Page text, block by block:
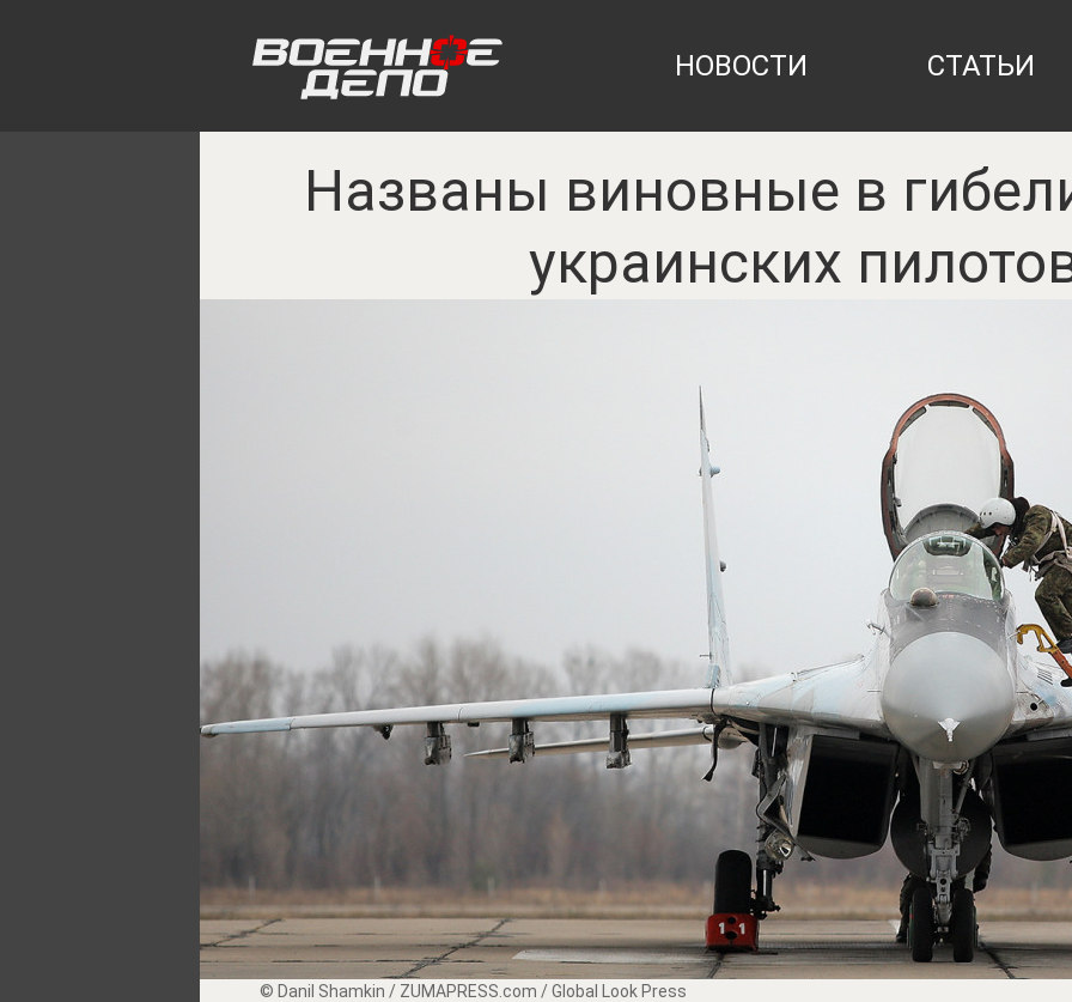
НОВОСТИ СТАТЬИ
Названы виновные в
украинских
© Danil Shamkin / ZUMAPRESS.com / Global Look Press